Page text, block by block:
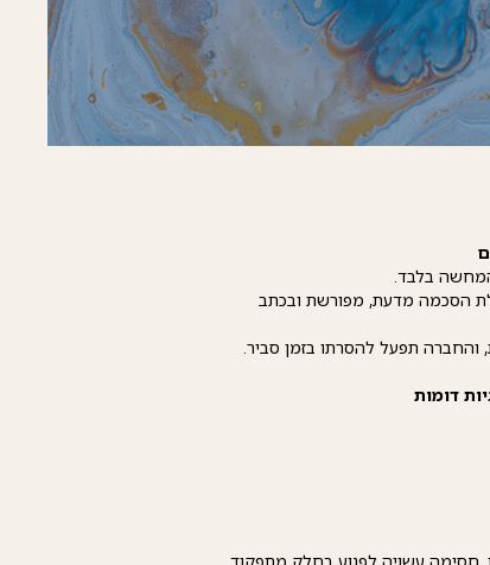
המחשה בלבד.
הסכמה מדעת, מפורשת ובכתב
תפעל להסרתו בזמן סביר.